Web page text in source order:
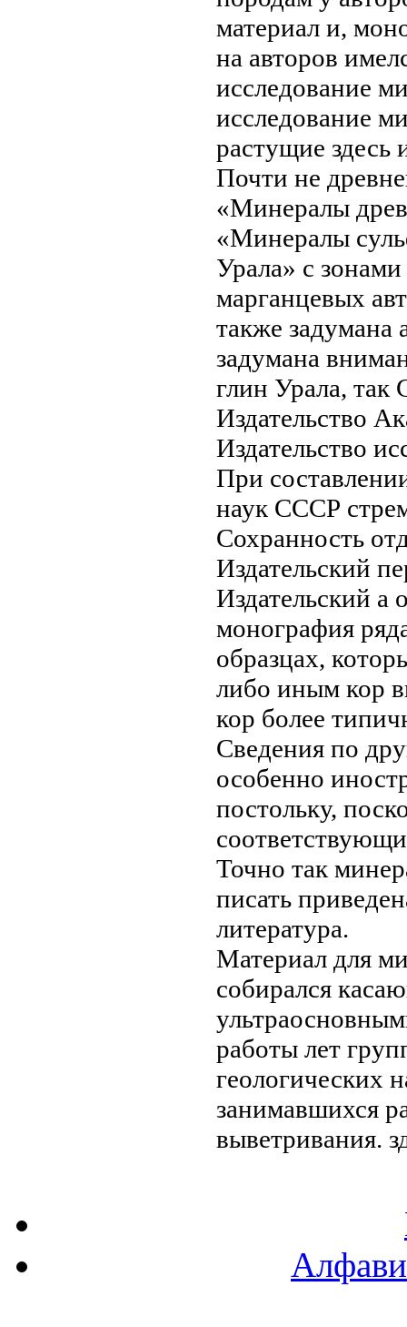
материал и,
на авторов
исследование
исследование
растущие здесь
Почти не
«Минералы
«Минералы
Урала» с
марганцевых
также задумана
задумана
глин Урала, так
Издательство
Издательство
При
наук СССР
Сохранность
Издательский
Издательский а
монография
образцах,
либо иным кор
кор более
Сведения по
особенно
постольку,
Точно так
писать
литература.
Материал для
собирался
работы лет
геологических
занимавшихся
выветривания.